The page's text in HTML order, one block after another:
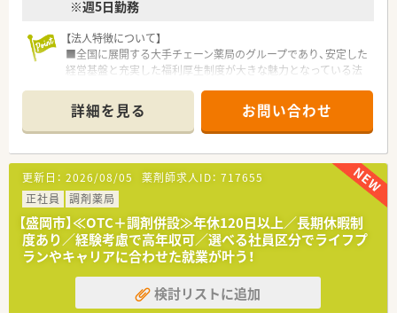
※週5日勤務
【法人特徴について】
■全国に展開する大手チェーン薬局のグループであり、安定した
経営基盤と充実した福利厚生制度が大きな魅力となっている法
■教育制度が非常に充実しており、定期的な勉強会や現場での
OJTを通じて、最新の薬学知識を継続的に習得できる環境があり
ます。
■有給休暇の取得や育休実績など、社員が長く安心して働き続け
られるような環境整備に力を入れている、非常にクリーンな企業
です。
【店舗情報と応需状況について】
■花巻駅から徒歩15分の立地にあり、精神科や小児科、循環器内
科など多岐にわたる処方箋を1日約80枚ほど受け付けておりま
す。
■精神科の患者様は非常に質が良く、現場でのトラブルはほとん
ど発生しないため、安心して日々の業務に取り組める環境が整っ
ています。
詳細を見る お問い合わせ
更新日： 2026/08/05 薬剤師求人ID： 717655
正社員
調剤薬局
【盛岡市】≪OTC＋調剤併設≫年休120日以上／長期休暇制
度あり／経験考慮で高年収可／選べる社員区分でライフプ
ランやキャリアに合わせた就業が叶う！
検討リストに追加